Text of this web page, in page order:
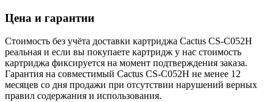
Цена и гарантии
Стоимость без учёта доставки картриджа Cactus CS-C052H
реальная и если вы покупаете картридж у нас стоимость
картриджа фиксируется на момент подтверждения заказа.
Гарантия на совместимый Cactus CS-C052H не менее 12
месяцев со дня продажи при отсутствии нарушений верных
правил содержания и использования.